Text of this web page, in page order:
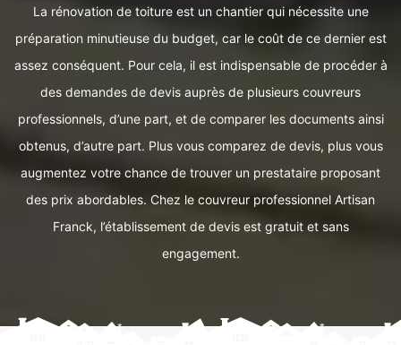
La rénovation de toiture est un chantier qui nécessite une
préparation minutieuse du budget, car le coût de ce dernier est
assez conséquent. Pour cela, il est indispensable de procéder à
des demandes de devis auprès de plusieurs couvreurs
professionnels, d’une part, et de comparer les documents ainsi
obtenus, d’autre part. Plus vous comparez de devis, plus vous
augmentez votre chance de trouver un prestataire proposant
des prix abordables. Chez le couvreur professionnel Artisan
Franck, l’établissement de devis est gratuit et sans
engagement.